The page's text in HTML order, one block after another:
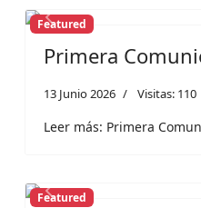
Previous
Featured
Primera
13 Junio 2026 Visitas: 110
Leer más: Primera
Previous
Featured